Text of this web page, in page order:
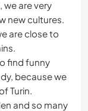
we are very
new cultures.
are close to
find funny
because we
Turin.
and so many